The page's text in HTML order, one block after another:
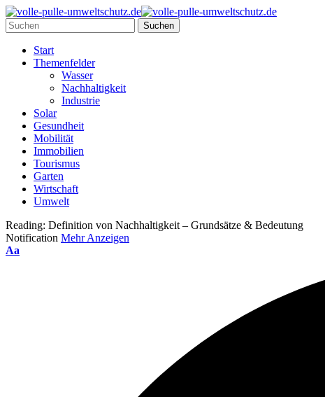
Start
Themenfelder
Wasser
Nachhaltigkeit
Industrie
Solar
Gesundheit
Mobilität
Immobilien
Tourismus
Garten
Wirtschaft
Umwelt
Reading: Definition von Nachhaltigkeit – Grundsätze & Bedeutung
Notification Mehr Anzeigen
Aa